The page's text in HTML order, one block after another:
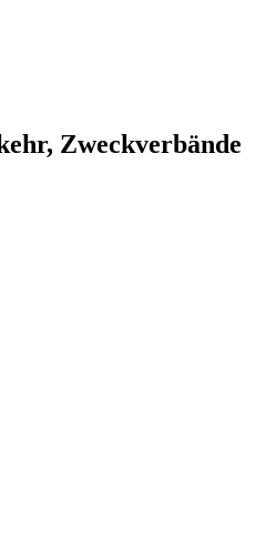
Zweckverbände